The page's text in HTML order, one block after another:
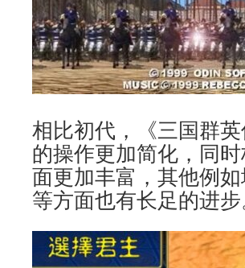
相比初代，《三国群
的操作更加简化，同
面更加丰富，其他例
等方面也有长足的进步